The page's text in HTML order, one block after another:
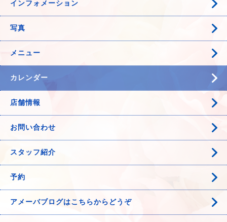
インフォメーション
写真
メニュー
カレンダー
店舗情報
お問い合わせ
スタッフ紹介
予約
アメーバブログはこちらからどうぞ